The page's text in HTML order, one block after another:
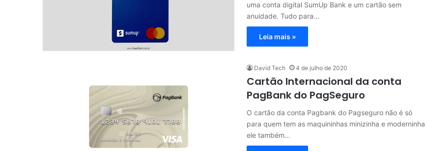
uma conta digital SumUp Bank e um cartão sem
anuidade. Tudo para…
Leia mais »
David Tech 4 de julho de 2020
Cartão Internacional da conta
PagBank do PagSeguro
O cartão da conta Pagbank do Pagseguro não é só
para quem tem as maquininhas minizinha e moderninha
ele também…